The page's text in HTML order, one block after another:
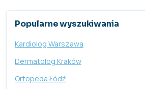
Popularne wyszukiwania
Kardiolog Warszawa
Dermatolog Kraków
Ortopeda Łódź